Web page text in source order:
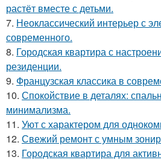
растёт вместе с детьми.
7. Неоклассический интерьер с
современного.
8. Городская квартира с
резиденции.
9. Французская классика в
10. Спокойствие в деталях:
минимализма.
11. Уют с характером для
12. Свежий ремонт с умным
13. Городская квартира для